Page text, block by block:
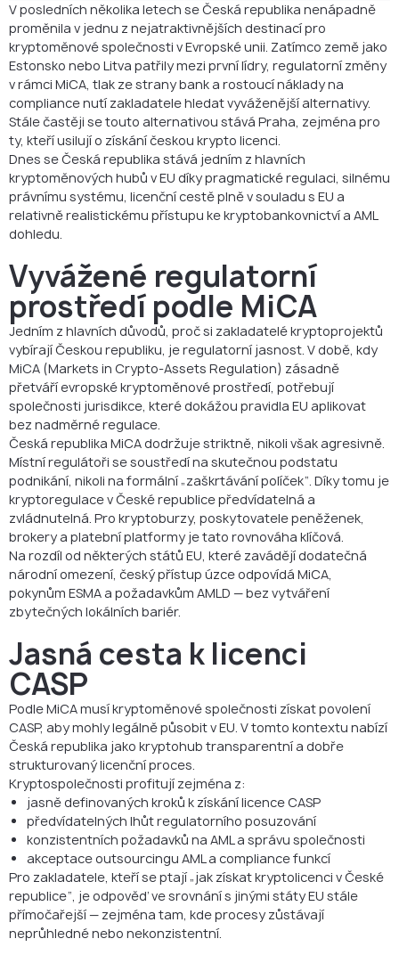
V posledních několika letech se Česká republika nenápadně
proměnila v jednu z nejatraktivnějších destinací pro
kryptoměnové společnosti v Evropské unii. Zatímco země jako
Estonsko nebo Litva patřily mezi první lídry, regulatorní změny
v rámci MiCA, tlak ze strany bank a rostoucí náklady na
compliance nutí zakladatele hledat vyváženější alternativy.
Stále častěji se touto alternativou stává Praha, zejména pro
ty, kteří usilují o získání českou krypto licenci.
Dnes se Česká republika stává jedním z hlavních
kryptoměnových hubů v EU díky pragmatické regulaci, silnému
právnímu systému, licenční cestě plně v souladu s EU a
relativně realistickému přístupu ke kryptobankovnictví a AML
dohledu.
Vyvážené regulatorní
prostředí podle MiCA
Jedním z hlavních důvodů, proč si zakladatelé kryptoprojektů
vybírají Českou republiku, je regulatorní jasnost. V době, kdy
MiCA (Markets in Crypto-Assets Regulation) zásadně
přetváří evropské kryptoměnové prostředí, potřebují
společnosti jurisdikce, které dokážou pravidla EU aplikovat
bez nadměrné regulace.
Česká republika MiCA dodržuje striktně, nikoli však agresivně.
Místní regulátoři se soustředí na skutečnou podstatu
podnikání, nikoli na formální „zaškrtávání políček“. Díky tomu je
kryptoregulace v České republice předvídatelná a
zvládnutelná. Pro kryptoburzy, poskytovatele peněženek,
brokery a platební platformy je tato rovnováha klíčová.
Na rozdíl od některých států EU, které zavádějí dodatečná
národní omezení, český přístup úzce odpovídá MiCA,
pokynům ESMA a požadavkům AMLD — bez vytváření
zbytečných lokálních bariér.
Jasná cesta k licenci
CASP
Podle MiCA musí kryptoměnové společnosti získat povolení
CASP, aby mohly legálně působit v EU. V tomto kontextu nabízí
Česká republika jako kryptohub transparentní a dobře
strukturovaný licenční proces.
Kryptospolečnosti profitují zejména z:
jasně definovaných kroků k získání licence CASP
předvídatelných lhůt regulatorního posuzování
konzistentních požadavků na AML a správu společnosti
akceptace outsourcingu AML a compliance funkcí
Pro zakladatele, kteří se ptají „jak získat kryptolicenci v České
republice“, je odpověď ve srovnání s jinými státy EU stále
přímočařejší — zejména tam, kde procesy zůstávají
neprůhledné nebo nekonzistentní.